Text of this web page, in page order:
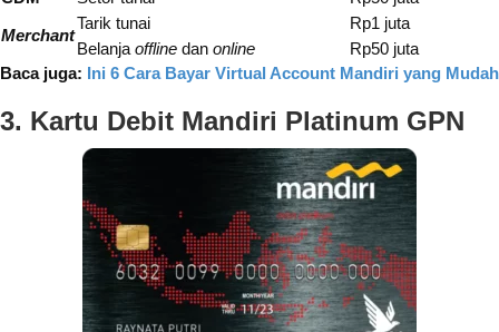
Merchant
Tarik tunai
Rp1 juta
Belanja offline dan online
Rp50 juta
Baca juga: Ini 6 Cara Bayar Virtual Account Mandiri yang Mudah
3. Kartu Debit Mandiri Platinum GPN